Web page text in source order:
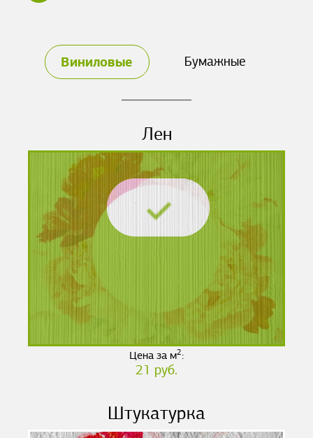
Виниловые Бумажные
Лен
Цена за м2:
21 руб.
Штукатурка